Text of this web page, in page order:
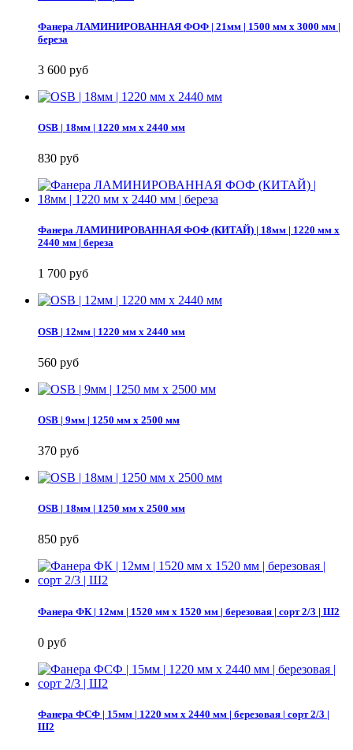
Фанера ЛАМИНИРОВАННАЯ ФОФ | 21мм | 1500 мм х 3000 мм |
береза
3 600 руб
OSB | 18мм | 1220 мм х 2440 мм
830 руб
Фанера ЛАМИНИРОВАННАЯ ФОФ (КИТАЙ) | 18мм | 1220 мм х
2440 мм | береза
1 700 руб
OSB | 12мм | 1220 мм х 2440 мм
560 руб
OSB | 9мм | 1250 мм х 2500 мм
370 руб
OSB | 18мм | 1250 мм х 2500 мм
850 руб
Фанера ФК | 12мм | 1520 мм х 1520 мм | березовая | сорт 2/3 | Ш2
0 руб
Фанера ФСФ | 15мм | 1220 мм х 2440 мм | березовая | сорт 2/3 |
Ш2